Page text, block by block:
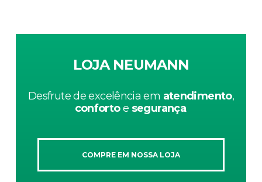
LOJA NEUMANN
Desfrute de excelência em atendimento,
confortoe segurança.
COMPRE EM NOSSA LOJA